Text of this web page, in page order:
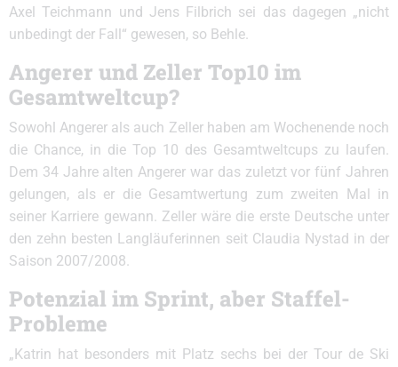
Axel Teichmann und Jens Filbrich sei das dagegen „nicht
unbedingt der Fall“ gewesen, so Behle.
Angerer und Zeller Top10 im
Gesamtweltcup?
Sowohl Angerer als auch Zeller haben am Wochenende noch
die Chance, in die Top 10 des Gesamtweltcups zu laufen.
Dem 34 Jahre alten Angerer war das zuletzt vor fünf Jahren
gelungen, als er die Gesamtwertung zum zweiten Mal in
seiner Karriere gewann. Zeller wäre die erste Deutsche unter
den zehn besten Langläuferinnen seit Claudia Nystad in der
Saison 2007/2008.
Potenzial im Sprint, aber Staffel-
Probleme
„Katrin hat besonders mit Platz sechs bei der Tour de Ski